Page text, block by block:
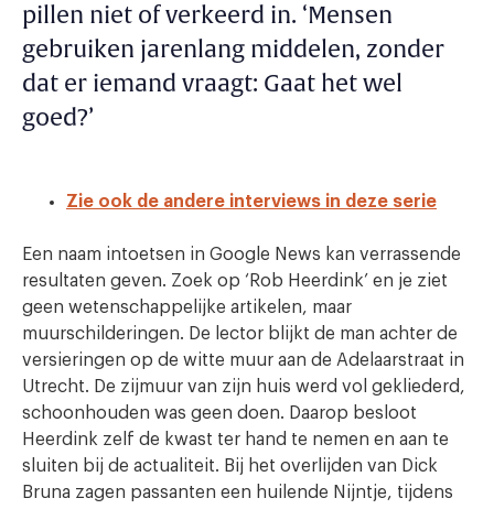
pillen niet of verkeerd in. ‘Mensen
gebruiken jarenlang middelen, zonder
dat er iemand vraagt: Gaat het wel
goed?’
Zie ook de andere interviews in deze serie
Een naam intoetsen in Google News kan verrassende
resultaten geven. Zoek op ‘Rob Heerdink’ en je ziet
geen wetenschappelijke artikelen, maar
muurschilderingen. De lector blijkt de man achter de
versieringen op de witte muur aan de Adelaarstraat in
Utrecht. De zijmuur van zijn huis werd vol gekliederd,
schoonhouden was geen doen. Daarop besloot
Heerdink zelf de kwast ter hand te nemen en aan te
sluiten bij de actualiteit. Bij het overlijden van Dick
Bruna zagen passanten een huilende Nijntje, tijdens